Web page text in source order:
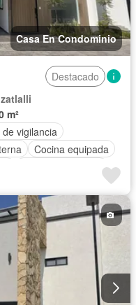
Casa En Condominio
Destacado
m²
vigilancia
Cocina equipada
closet
Azotea
Wifi
Zonas verdes